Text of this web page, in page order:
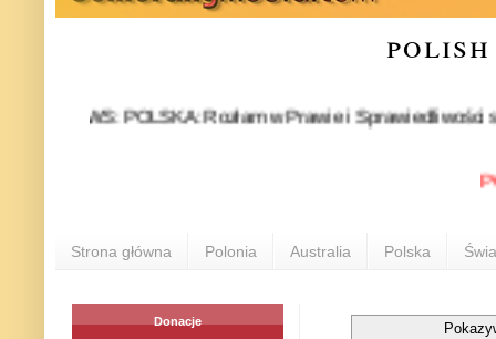
NEWS: POLSKA: Rozłam w Prawie i Sprawiedliwości stał
Strona główna Polonia Australia Polska
Donacje